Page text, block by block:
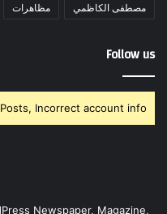
مصطفى الكاظمي مظاهرات
Follow us
Incorrect account info.
Newspaper, Magazine,